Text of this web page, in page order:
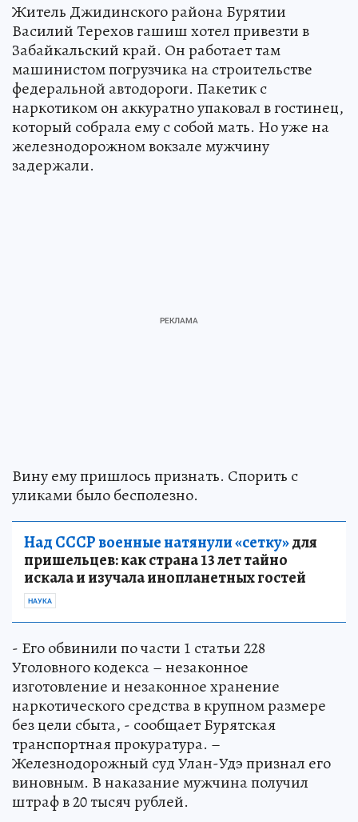
Житель Джидинского района Бурятии
Василий Терехов гашиш хотел привезти в
Забайкальский край. Он работает там
машинистом погрузчика на строительстве
федеральной автодороги. Пакетик с
наркотиком он аккуратно упаковал в гостинец,
который собрала ему с собой мать. Но уже на
железнодорожном вокзале мужчину
задержали.
Вину ему пришлось признать. Спорить с
уликами было бесполезно.
Над СССР военные натянули «сетку»для
пришельцев: как страна 13 лет тайно
искала и изучала инопланетных гостей
НАУКА
- Его обвинили по части 1 статьи 228
Уголовного кодекса – незаконное
изготовление и незаконное хранение
наркотического средства в крупном размере
без цели сбыта, - сообщает Бурятская
транспортная прокуратура. –
Железнодорожный суд Улан-Удэ признал его
виновным. В наказание мужчина получил
штраф в 20 тысяч рублей.